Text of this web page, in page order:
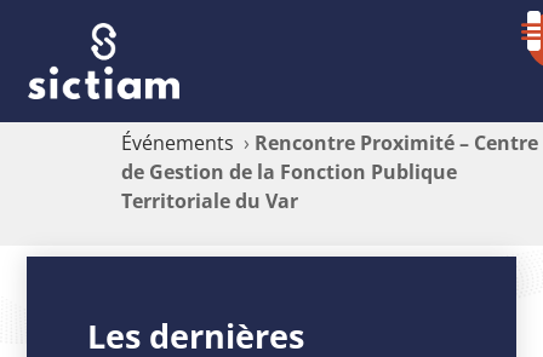
Événements › Rencontre Proximité – Centre
de Gestion de la Fonction Publique
Territoriale du Var
Proximité
Les dernières